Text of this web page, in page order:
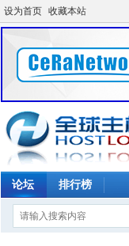
设为首页 收藏本站
论坛 排行榜